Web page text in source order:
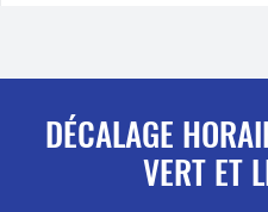
DÉCALAGE
VERT ET